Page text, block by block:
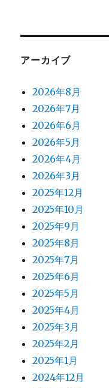
アーカイブ
2026年8月
2026年7月
2026年6月
2026年5月
2026年4月
2026年3月
2025年12月
2025年10月
2025年9月
2025年8月
2025年7月
2025年6月
2025年5月
2025年4月
2025年3月
2025年2月
2025年1月
2024年12月